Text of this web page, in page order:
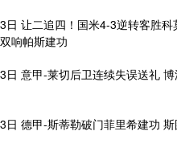
日 让二追四！国米4-3逆转客胜科
响帕斯建功
日 意甲-莱切后卫连续失误送礼
日 德甲-斯蒂勒破门菲里希建功